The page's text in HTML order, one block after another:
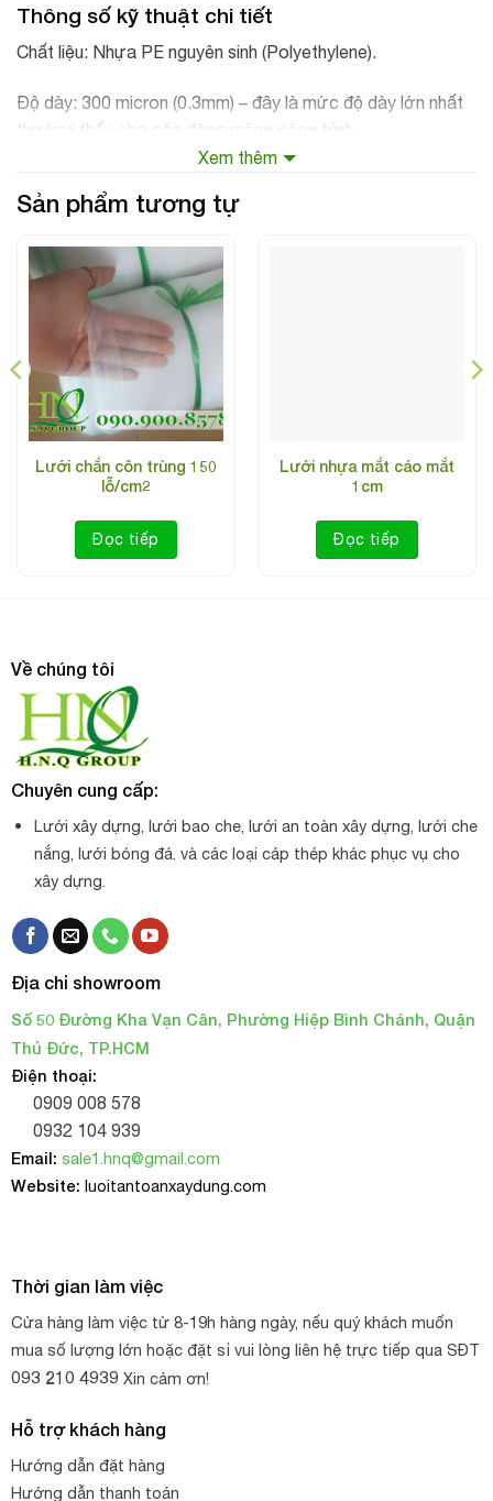
Thông số kỹ thuật chi tiết
Chất liệu: Nhựa PE nguyên sinh (Polyethylene).
Độ dày: 300 micron (0.3mm) – đây là mức độ dày lớn nhất
thường thấy cho các dòng màng công trình.
2.1m để dễ vận chuyển).
Chiều dài: 100m/cuộn.
Trọng lượng ước tính: Khoảng 115kg – 125kg mỗi cuộn
(dựa trên công thức tính khối lượng PE theo diện tích và độ
dày). So với khổ 4.2m dày 150 micron chỉ nặng khoảng
60kg, loại 300 micron này nặng gấp đôi.
Màng PE siêu dày 300 micron
Ứng dụng của màng Pe (nilon) trắng dày 300mic
Ngành xây dựng
chất từ đất.
Bảo vệ công trình: Dùng để che chắn bụi bẩn, che mưa
nắng cho vật liệu xây dựng (xi măng, sắt thép), và che chắn
Chống thấm: Hỗ trợ tạo lớp chống thấm cho tường, trần,
hoặc làm màng lót ao hồ, bể chứa nước tạm thời.
Xem thêm
Sản phẩm tương tự
Lưới chắn côn trùng 150
lỗ/cm2
Đọc tiếp
Lưới nhựa mắt cáo mắt
1cm
Đọc tiếp
Về chúng tôi
Chuyên cung cấp:
Lưới xây dựng, lưới bao che, lưới an toàn xây dựng, lưới che
nắng, lưới bóng đá. và các loại cáp thép khác phục vụ cho
xây dựng.
Địa chỉ showroom
Số 50 Đường Kha Vạn Cân, Phường Hiệp Bình Chánh, Quận
Thủ Đức, TP.HCM
Điện thoại:
0909 008 578
0932 104 939
Email: sale1.hnq@gmail.com
Website: luoitantoanxaydung.com
Thời gian làm việc
Cửa hàng làm việc từ 8-19h hàng ngày, nếu quý khách muốn
mua số lượng lớn hoặc đặt sỉ vui lòng liên hệ trực tiếp qua SĐT
093 210 4939 Xin cảm ơn!
Hỗ trợ khách hàng
Hướng dẫn đặt hàng
Hướng dẫn thanh toán